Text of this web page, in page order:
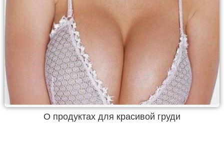
О продуктах для красивой груди